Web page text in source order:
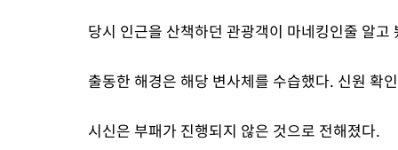
당시 인근을 산책하던 관광객이 마네킹인줄 알
출동한 해경은 해당 변사체를 수습했다. 신원 확
시신은 부패가 진행되지 않은 것으로 전해졌다.